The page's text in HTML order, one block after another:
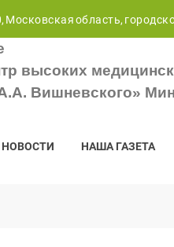
Московская область,
высоких
Вишневского»
НОВОСТИ НАША ГАЗЕТА